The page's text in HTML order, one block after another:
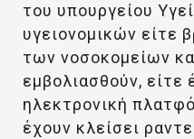
του υπουργείου
υγειονομικών είτε
των νοσοκομείων
εμβολιασθούν, είτε
ηλεκτρονική
έχουν κλείσει